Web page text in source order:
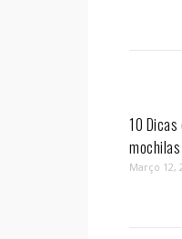
10 Dicas
Março 12,